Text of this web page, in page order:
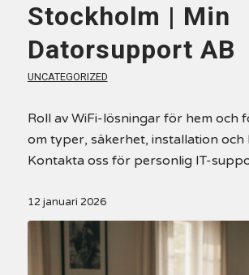
Stockholm | Min
Datorsupport AB
UNCATEGORIZED
Roll av WiFi-lösningar för hem och
om typer, säkerhet, installation och
Kontakta oss för personlig IT-
12 januari 2026